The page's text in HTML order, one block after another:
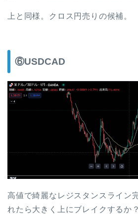
上と同様。クロス円売りの候補。
⑥USDCAD
高値で綺麗なレジスタンスライン
れたら大きく上にブレイクするか？